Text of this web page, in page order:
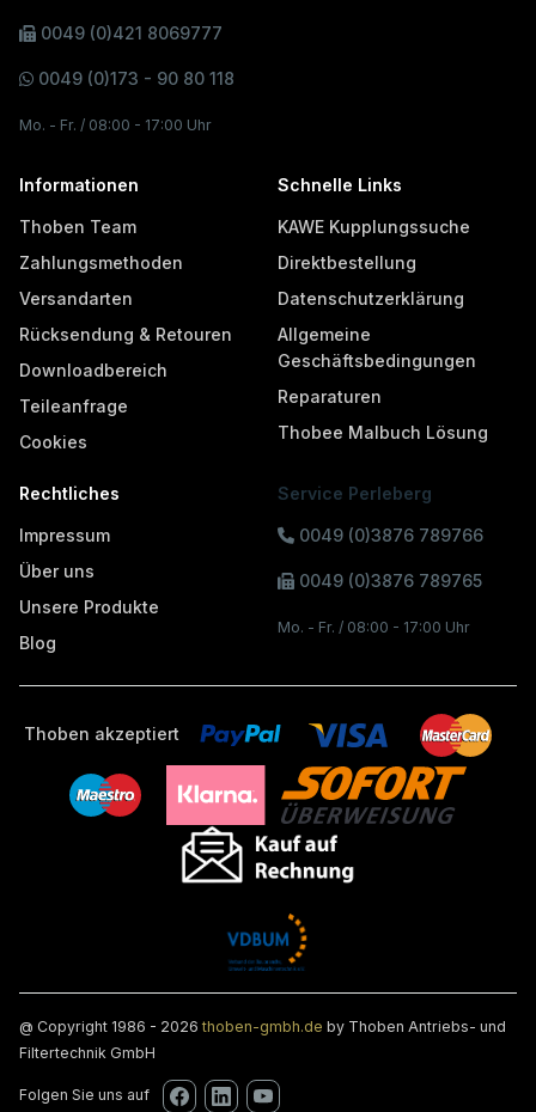
0049 (0)421 8069777
0049 (0)173 - 90 80 118
Mo. - Fr. / 08:00 - 17:00 Uhr
Informationen
Thoben Team
Zahlungsmethoden
Versandarten
Rücksendung & Retouren
Downloadbereich
Teileanfrage
Cookies
Schnelle Links
KAWE Kupplungssuche
Direktbestellung
Datenschutzerklärung
Allgemeine
Geschäftsbedingungen
Reparaturen
Thobee Malbuch Lösung
Rechtliches
Impressum
Über uns
Unsere Produkte
Blog
Service Perleberg
0049 (0)3876 789766
0049 (0)3876 789765
Mo. - Fr. / 08:00 - 17:00 Uhr
Thoben akzeptiert
@ Copyright 1986 - 2026thoben-gmbh.de by Thoben Antriebs- und
Filtertechnik GmbH
Folgen Sie uns auf